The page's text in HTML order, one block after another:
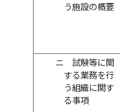
う施設の概要
ニ
試験等に関
する業務を行
う組織に関す
る事項